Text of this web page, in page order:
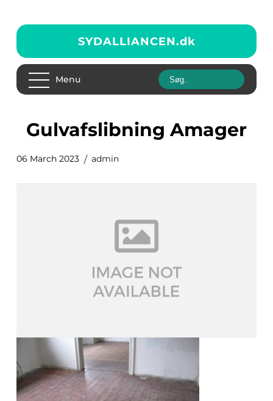
SYDALLIANCEN.dk
Menu
Gulvafslibning Amager
06 March 2023 admin